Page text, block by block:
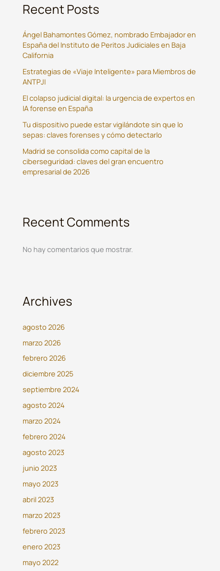
Recent Posts
Ángel Bahamontes Gómez, nombrado Embajador en
España del Instituto de Peritos Judiciales en Baja
California
Estrategias de «Viaje Inteligente» para Miembros de
ANTPJI
El colapso judicial digital: la urgencia de expertos en
IA forense en España
Tu dispositivo puede estar vigilándote sin que lo
sepas: claves forenses y cómo detectarlo
Madrid se consolida como capital de la
ciberseguridad: claves del gran encuentro
empresarial de 2026
Recent Comments
No hay comentarios que mostrar.
Archives
agosto 2026
marzo 2026
febrero 2026
diciembre 2025
septiembre 2024
agosto 2024
marzo 2024
febrero 2024
agosto 2023
junio 2023
mayo 2023
abril 2023
marzo 2023
febrero 2023
enero 2023
mayo 2022